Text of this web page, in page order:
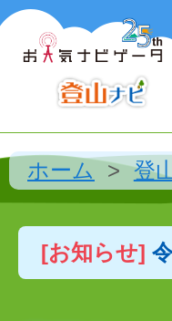
ホーム 登
[お知らせ]